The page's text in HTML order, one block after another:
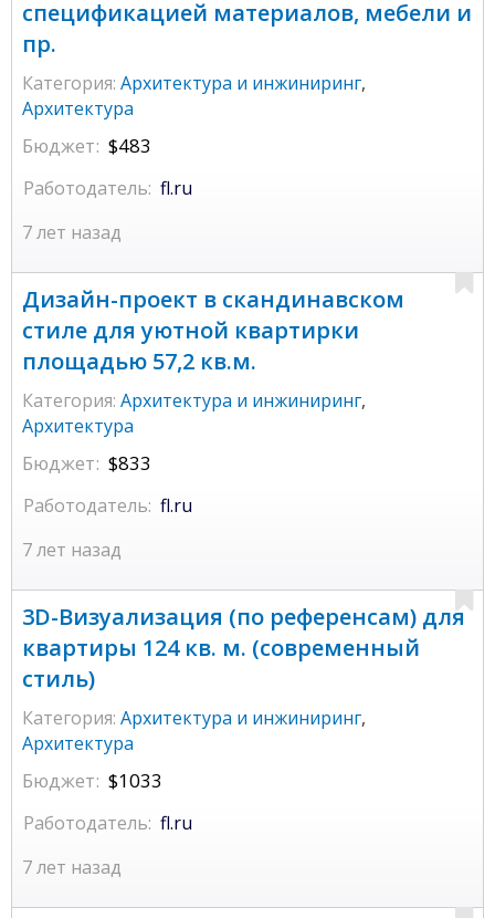
спецификацией материалов, мебели и
пр.
Категория: Архитектура и инжиниринг,
Архитектура
Бюджет: $483
7 лет назад
Работодатель: fl.ru
Дизайн-проект в скандинавском
стиле для уютной квартирки
площадью 57,2 кв.м.
Категория: Архитектура и инжиниринг,
Архитектура
Бюджет: $833
7 лет назад
Работодатель: fl.ru
3D-Визуализация (по референсам) для
квартиры 124 кв. м. (современный
стиль)
Категория: Архитектура и инжиниринг,
Архитектура
Бюджет: $1033
7 лет назад
Работодатель: fl.ru